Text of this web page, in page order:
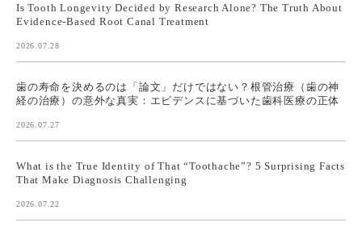
Is Tooth Longevity Decided by Research Alone? The Truth About
Evidence-Based Root Canal Treatment
2026.07.28
歯の寿命を決めるのは「論文」だけではない？根管治療（歯の神
経の治療）の意外な真実：エビデンスに基づいた歯科医療の正体
2026.07.27
What is the True Identity of That “Toothache”? 5 Surprising Facts
That Make Diagnosis Challenging
2026.07.22